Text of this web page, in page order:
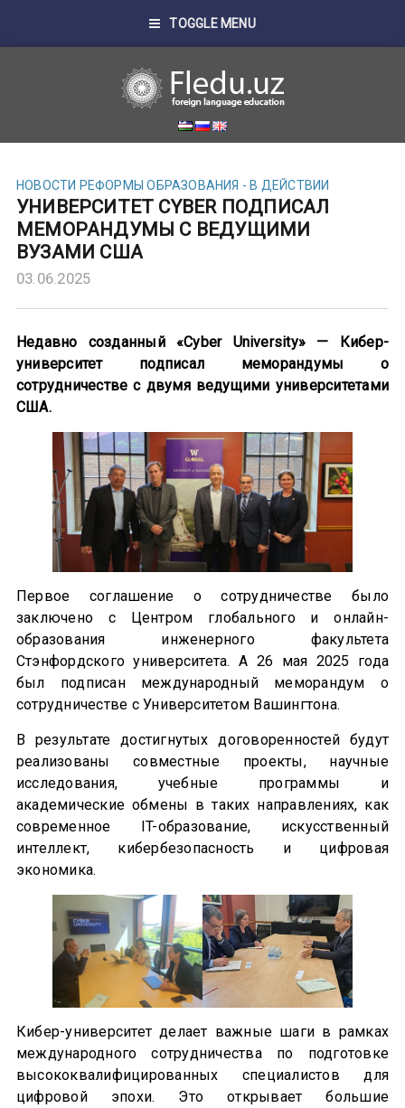
TOGGLE MENU
НОВОСТИ РЕФОРМЫ ОБРАЗОВАНИЯ - В ДЕЙСТВИИ
УНИВЕРСИТЕТ CYBER ПОДПИСАЛ
МЕМОРАНДУМЫ С ВЕДУЩИМИ
ВУЗАМИ США
03.06.2025
Недавно созданный «Cyber University» — Кибер-
университет подписал меморандумы о
сотрудничестве с двумя ведущими университетами
США.
Первое соглашение о сотрудничестве было
заключено с Центром глобального и онлайн-
образования инженерного факультета
Стэнфордского университета. А 26 мая 2025 года
был подписан международный меморандум о
сотрудничестве с Университетом Вашингтона.
В результате достигнутых договоренностей будут
реализованы совместные проекты, научные
исследования, учебные программы и
академические обмены в таких направлениях, как
современное IT-образование, искусственный
интеллект, кибербезопасность и цифровая
экономика.
Кибер-университет делает важные шаги в рамках
международного сотрудничества по подготовке
высококвалифицированных специалистов для
цифровой эпохи. Это открывает большие